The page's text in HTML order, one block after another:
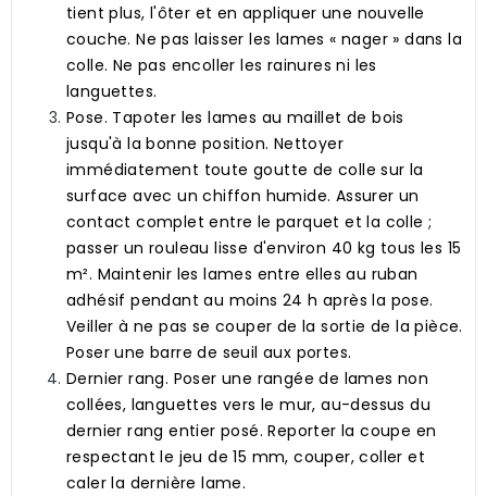
tient plus, l'ôter et en appliquer une nouvelle
couche. Ne pas laisser les lames « nager » dans la
colle. Ne pas encoller les rainures ni les
languettes.
Pose. Tapoter les lames au maillet de bois
jusqu'à la bonne position. Nettoyer
immédiatement toute goutte de colle sur la
surface avec un chiffon humide. Assurer un
contact complet entre le parquet et la colle ;
passer un rouleau lisse d'environ 40 kg tous les 15
m². Maintenir les lames entre elles au ruban
adhésif pendant au moins 24 h après la pose.
Veiller à ne pas se couper de la sortie de la pièce.
Poser une barre de seuil aux portes.
Dernier rang. Poser une rangée de lames non
collées, languettes vers le mur, au-dessus du
dernier rang entier posé. Reporter la coupe en
respectant le jeu de 15 mm, couper, coller et
caler la dernière lame.